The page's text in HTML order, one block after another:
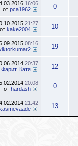
16:06
от pca1962 0
21:27
от kake2004 10
08:16
19
20:37
Фарит. Катя 12
20:08
от hardash 0
21:42
kasmevaade 13